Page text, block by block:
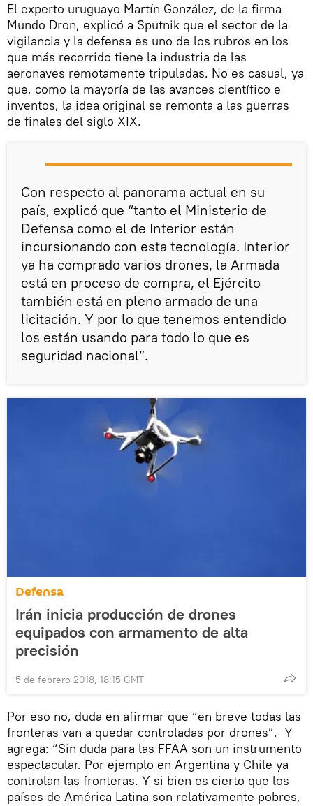
El experto uruguayo Martín González, de la firma
Mundo Dron, explicó a Sputnik que el sector de la
vigilancia y la defensa es uno de los rubros en los
que más recorrido tiene la industria de las
aeronaves remotamente tripuladas. No es casual, ya
que, como la mayoría de las avances científico e
inventos, la idea original se remonta a las guerras
de finales del siglo XIX.
Con respecto al panorama actual en su
país, explicó que “tanto el Ministerio de
Defensa como el de Interior están
incursionando con esta tecnología. Interior
ya ha comprado varios drones, la Armada
está en proceso de compra, el Ejército
también está en pleno armado de una
licitación. Y por lo que tenemos entendido
los están usando para todo lo que es
seguridad nacional”.
Defensa
Irán inicia producción de drones
equipados con armamento de alta
precisión
5 de febrero 2018, 18:15 GMT
Por eso no, duda en afirmar que “en breve todas las
fronteras van a quedar controladas por drones”. Y
agrega: “Sin duda para las FFAA son un instrumento
espectacular. Por ejemplo en Argentina y Chile ya
controlan las fronteras. Y si bien es cierto que los
países de América Latina son relativamente pobres,